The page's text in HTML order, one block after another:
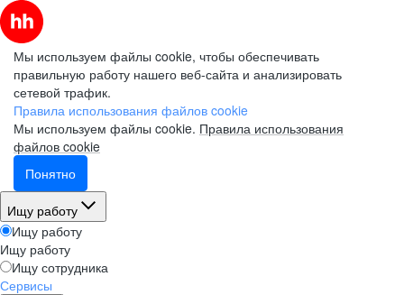
Мы используем файлы cookie, чтобы обеспечивать
правильную работу нашего веб-сайта и анализировать
сетевой трафик.
Правила использования файлов cookie
Мы используем файлы cookie. Правила использования
файлов cookie
Понятно
Ищу работу
Ищу работу
Ищу работу
Ищу сотрудника
Сервисы